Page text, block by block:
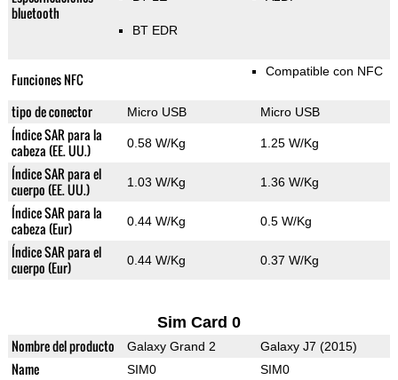
bluetooth
BT EDR
Funciones NFC Compatible con NFC
tipo de conector Micro USB Micro USB
Índice SAR para la
cabeza (EE. UU.)
0.58 W/Kg 1.25 W/Kg
Índice SAR para el
cuerpo (EE. UU.)
1.03 W/Kg 1.36 W/Kg
Índice SAR para la
cabeza (Eur)
0.44 W/Kg 0.5 W/Kg
Índice SAR para el
cuerpo (Eur)
0.44 W/Kg 0.37 W/Kg
Sim Card 0
Nombre del producto Galaxy Grand 2 Galaxy J7 (2015)
Name SIM0 SIM0